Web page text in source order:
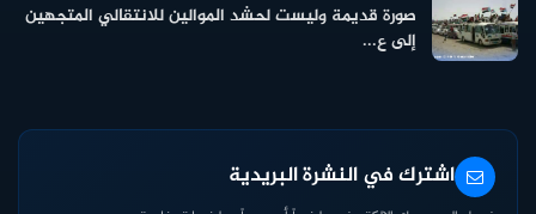
صورة قديمة وليست لحشد الموالين للانتقالي المتجهين
إلى ع...
اشترك في النشرة البريدية